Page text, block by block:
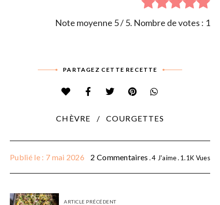
Note moyenne 5/ 5. Nombre de votes : 1
PARTAGEZ CETTE RECETTE
CHÈVRE COURGETTES
Publié le : 7 mai 2026 2 Commentaires 4 J'aime 1.1K Vues
ARTICLE PRÉCÉDENT